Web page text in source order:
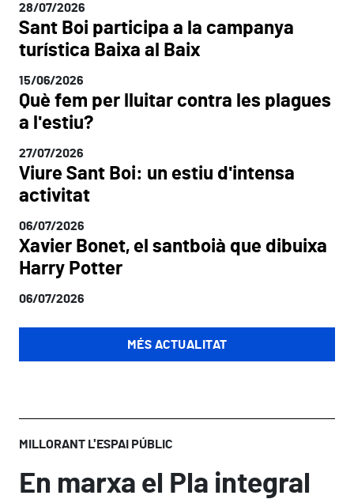
28/07/2026
Sant Boi participa a la campanya
turística Baixa al Baix
15/06/2026
Què fem per lluitar contra les plagues
a l'estiu?
27/07/2026
Viure Sant Boi: un estiu d'intensa
activitat
06/07/2026
Xavier Bonet, el santboià que dibuixa
Harry Potter
06/07/2026
MÉS ACTUALITAT
MILLORANT L'ESPAI PÚBLIC
En marxa el Pla integral